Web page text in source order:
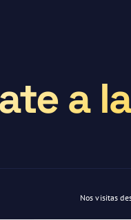
a
Nos visitas